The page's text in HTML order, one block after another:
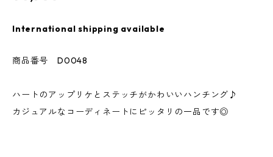
International shipping available
商品番号 D0048
ハートのアップリケとステッチがかわいいハンチング♪
カジュアルなコーディネートにピッタリの一品です◎